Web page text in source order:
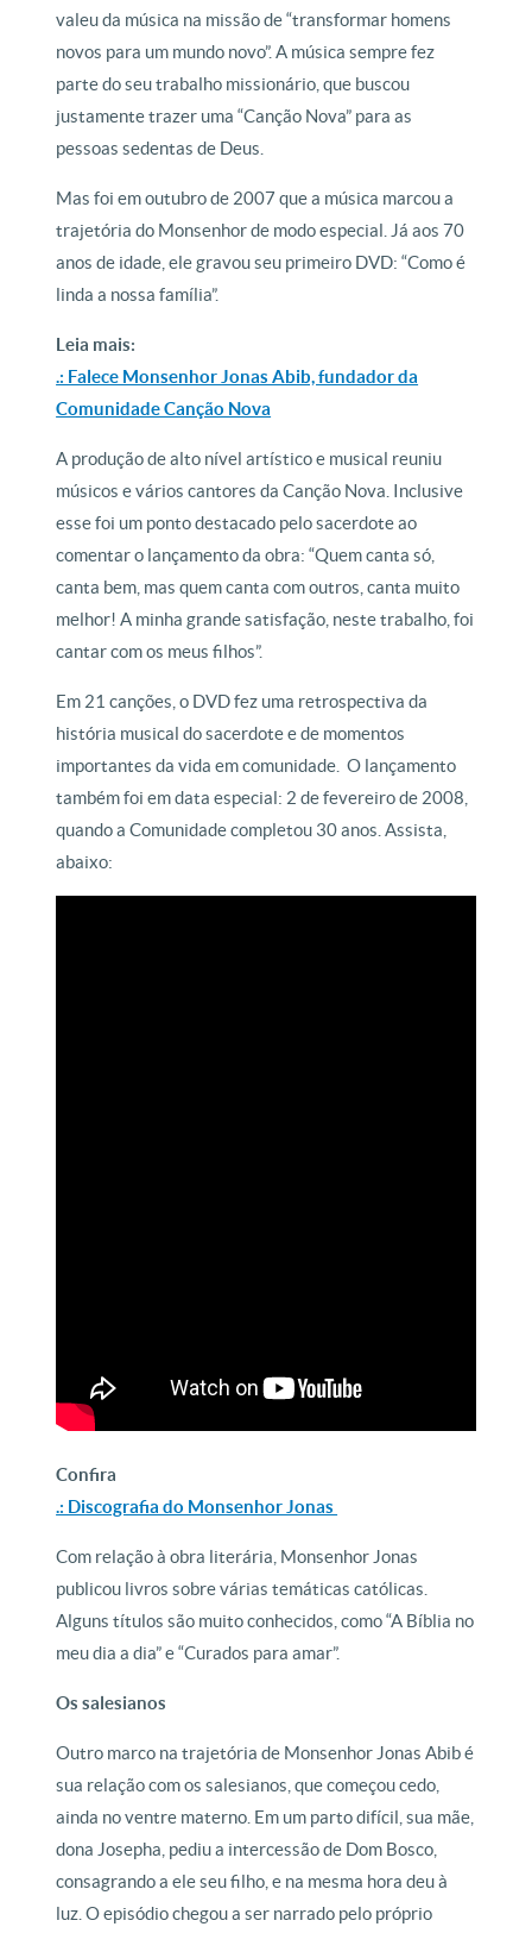
valeu da música na missão de “transformar homens
novos para um mundo novo”. A música sempre fez
parte do seu trabalho missionário, que buscou
justamente trazer uma “Canção Nova” para as
pessoas sedentas de Deus.
Mas foi em outubro de 2007 que a música marcou a
trajetória do Monsenhor de modo especial. Já aos 70
anos de idade, ele gravou seu primeiro DVD: “Como é
linda a nossa família”.
Leia mais:
.: Falece Monsenhor Jonas Abib, fundador da
Comunidade Canção Nova
A produção de alto nível artístico e musical reuniu
músicos e vários cantores da Canção Nova. Inclusive
esse foi um ponto destacado pelo sacerdote ao
comentar o lançamento da obra: “Quem canta só,
canta bem, mas quem canta com outros, canta muito
melhor! A minha grande satisfação, neste trabalho, foi
cantar com os meus filhos”.
Em 21 canções, o DVD fez uma retrospectiva da
história musical do sacerdote e de momentos
importantes da vida em comunidade. O lançamento
também foi em data especial: 2 de fevereiro de 2008,
quando a Comunidade completou 30 anos. Assista,
abaixo:
Confira
.: Discografia do Monsenhor Jonas
Com relação à obra literária, Monsenhor Jonas
publicou livrossobre várias temáticas católicas.
Alguns títulos são muito conhecidos, como “A Bíblia no
meu dia a dia” e “Curados para amar”.
Os salesianos
Outro marco na trajetória de Monsenhor Jonas Abib é
sua relação com os salesianos, que começou cedo,
ainda no ventre materno. Em um parto difícil, sua mãe,
dona Josepha, pediu a intercessão de Dom Bosco,
consagrando a ele seu filho, e na mesma hora deu à
luz. O episódio chegou a ser narrado pelo próprio